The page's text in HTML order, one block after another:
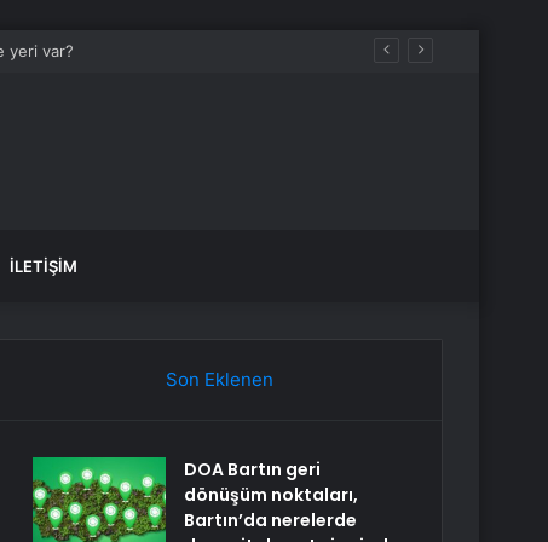
yeri var?
İLETIŞIM
Son Eklenen
DOA Bartın geri
dönüşüm noktaları,
Bartın’da nerelerde